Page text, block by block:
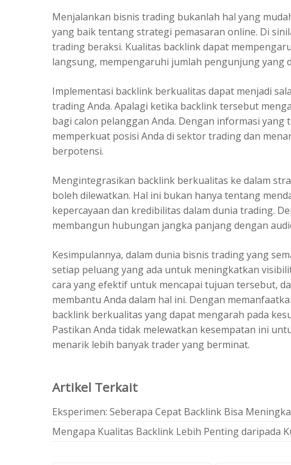
Menjalankan bisnis trading bukanlah hal yang
yang baik tentang strategi pemasaran online. Di
trading beraksi. Kualitas backlink dapat
langsung, mempengaruhi jumlah pengunjung yang
Implementasi backlink berkualitas dapat menjadi
trading Anda. Apalagi ketika backlink tersebut
bagi calon pelanggan Anda. Dengan informasi
memperkuat posisi Anda di sektor trading dan
berpotensi.
Mengintegrasikan backlink berkualitas ke dalam
boleh dilewatkan. Hal ini bukan hanya tentang
kepercayaan dan kredibilitas dalam dunia trading.
membangun hubungan jangka panjang dengan
Kesimpulannya, dalam dunia bisnis trading yang
setiap peluang yang ada untuk meningkatkan
cara yang efektif untuk mencapai tujuan tersebut,
membantu Anda dalam hal ini. Dengan
backlink berkualitas yang dapat mengarah pada
Pastikan Anda tidak melewatkan kesempatan ini
menarik lebih banyak trader yang berminat.
Artikel Terkait
Eksperimen: Seberapa Cepat Backlink Bisa
Mengapa Kualitas Backlink Lebih Penting daripada